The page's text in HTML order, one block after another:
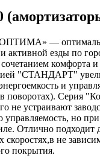
—
активной езды по
комфорта
"СТАНДАРТ"
и
поворотах). Серия
не устраивают
управляемость, но
Отлично подходит
скоростях,в не
покрытия.